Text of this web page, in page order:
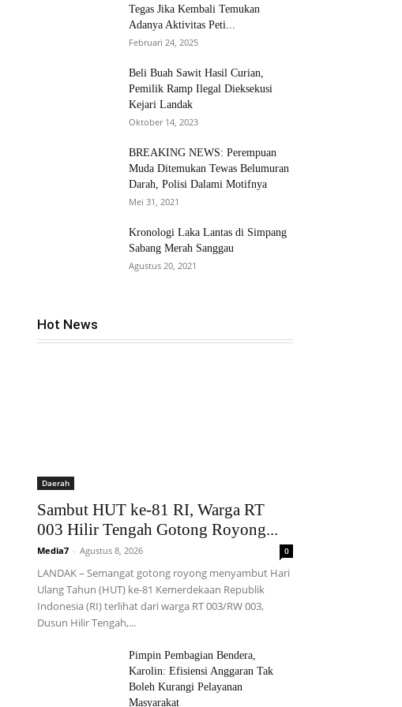
Tegas Jika Kembali Temukan
Adanya Aktivitas Peti...
Februari 24, 2025
Beli Buah Sawit Hasil Curian,
Pemilik Ramp Ilegal Dieksekusi
Kejari Landak
Oktober 14, 2023
BREAKING NEWS: Perempuan
Muda Ditemukan Tewas Belumuran
Darah, Polisi Dalami Motifnya
Mei 31, 2021
Kronologi Laka Lantas di Simpang
Sabang Merah Sanggau
Agustus 20, 2021
Hot News
Daerah
Sambut HUT ke-81 RI, Warga RT
003 Hilir Tengah Gotong Royong...
Media7 - Agustus 8, 2026 0
LANDAK – Semangat gotong royong menyambut Hari
Ulang Tahun (HUT) ke-81 Kemerdekaan Republik
Indonesia (RI) terlihat dari warga RT 003/RW 003,
Dusun Hilir Tengah,...
Pimpin Pembagian Bendera,
Karolin: Efisiensi Anggaran Tak
Boleh Kurangi Pelayanan
Masyarakat